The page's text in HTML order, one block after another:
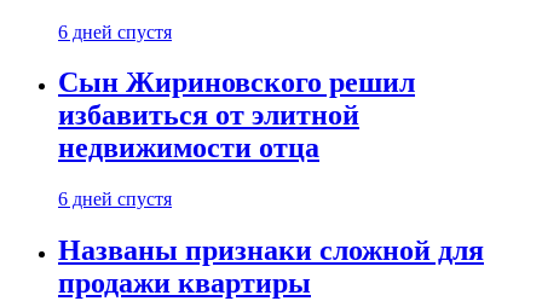
6 дней спустя
Сын Жириновского решил
избавиться от элитной
недвижимости отца
6 дней спустя
Названы признаки сложной для
продажи квартиры